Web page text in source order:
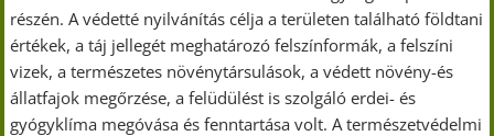
részén. A védetté nyilvánítás célja a területen található földtani
értékek, a táj jellegét meghatározó felszínformák, a felszíni
vizek, a természetes növénytársulások, a védett növény-és
állatfajok megőrzése, a felüdülést is szolgáló erdei- és
gyógyklíma megóvása és fenntartása volt. A természetvédelmi